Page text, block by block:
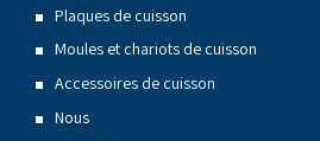
Plaques de cuisson
Moules et chariots de cuisson
Accessoires de cuisson
Nous